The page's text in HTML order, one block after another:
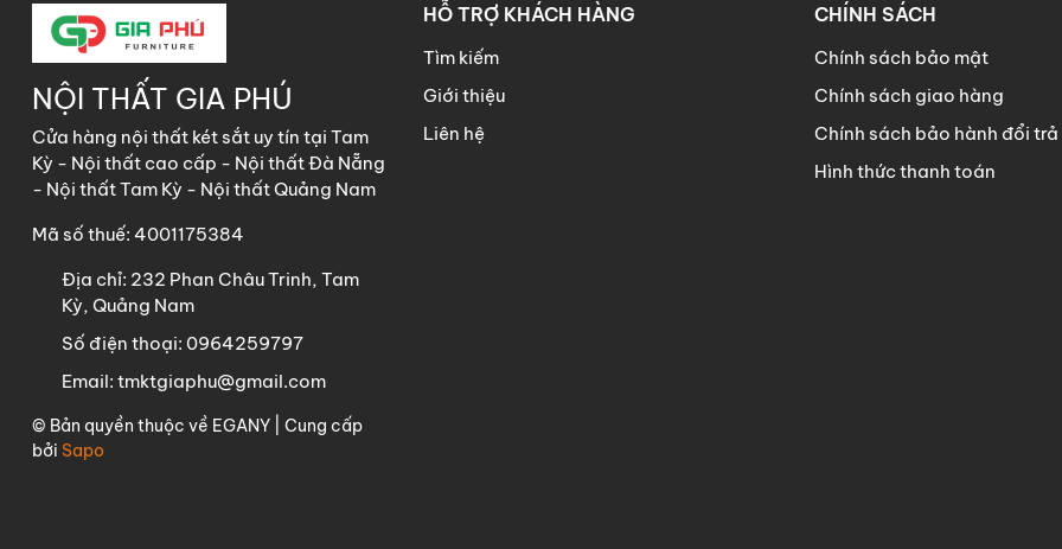
NỘI THẤT GIA PHÚ
Cửa hàng nội thất két sắt uy tín tại Tam
Kỳ - Nội thất cao cấp - Nội thất Đà Nẵng
- Nội thất Tam Kỳ - Nội thất Quảng Nam
Mã số thuế: 4001175384
Địa chỉ: 232 Phan Châu Trinh, Tam
Kỳ, Quảng Nam
Số điện thoại: 0964259797
Email: tmktgiaphu@gmail.com
© Bản quyền thuộc về EGANY | Cung cấp
bởi Sapo
HỖ TRỢ KHÁCH HÀNG
Tìm kiếm
Giới thiệu
Liên hệ
CHÍNH SÁCH
Chính sách bảo mật
Chính sách giao hàng
Chính sách bảo hành đổi trả
Hình thức thanh toán